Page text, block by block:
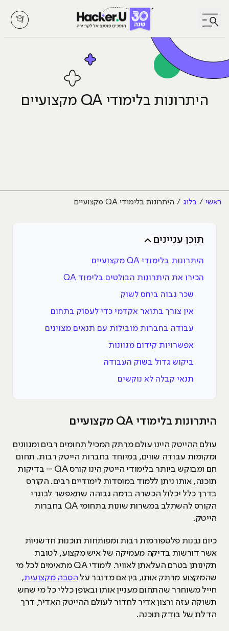
לחץ לפתיחת/סגירת תפריט
היתרונות בלימודי QA מקצועיים
ראשי בלוג היתרונות בלימודי QA מקצועיים
תוכן עניינים
היתרונות בלימודי QA מקצועיים
הכירו את היתרונות הבולטים בלימוד QA
שכר גבוה ביחס לשוק
אין צורך בתואר אקדמי כדי לעסוק בתחום
עבודה בחברות מובילות עם תנאים מצוינים
אפשרויות קידום מגוונות
ביקוש גדול בשוק העבודה
תנאי קבלה לא נוקשים
היתרונות בלימודי QA מקצועיים
עולם ההייטק היינו עולם מרתק המכיל תחומים רבים ומגוונים
ומקומות עבודה שווים, במיוחד בחברות הייטק רבות. תחום
חם ומבוקש ביותר בלימודי הייטק הינו קורס QA – בדיקות
תוכנה, אותו ניתן ללמוד במוסדות לימודיים רבים. הקורס
בדרך כלל יכלול הכשרה ברמה גבוהה שתאפשר לבוגרי
הקורס להשתלב במשרות שונות בתחומי QA בחברות
הייטק.
כיום נבנות פלטפורמות רבות ומפותחות תוכנות חדשניות
אשר דורשות בדיקה מעמיקה של איש מקצוע, לטובת
תקינותן בטרם העלאתן לאוויר. לימודי QA מתאימים לכל מי
שהמקצוע מרתק אותו, בין אם מדובר על הסבה מקצועית,
חייל משוחרר שהתחום מעניין אותו ובאופן כללי כל מי שחש
תשוקה עזה ורצון אדיר לחדור לעולם ההייטק האדיר, דרך
הדלת של בודק תוכנה.